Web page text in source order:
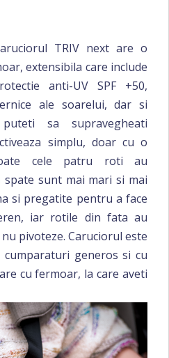
TRIV next are o
extensibila care include
anti-UV SPF +50,
ale soarelui, dar si
sa supravegheati
simplu, doar cu o
cele patru roti au
sunt mai mari si mai
si pregatite pentru a face
iar rotile din fata au
pivoteze. Caruciorul este
generos si cu
cu fermoar, la care aveti